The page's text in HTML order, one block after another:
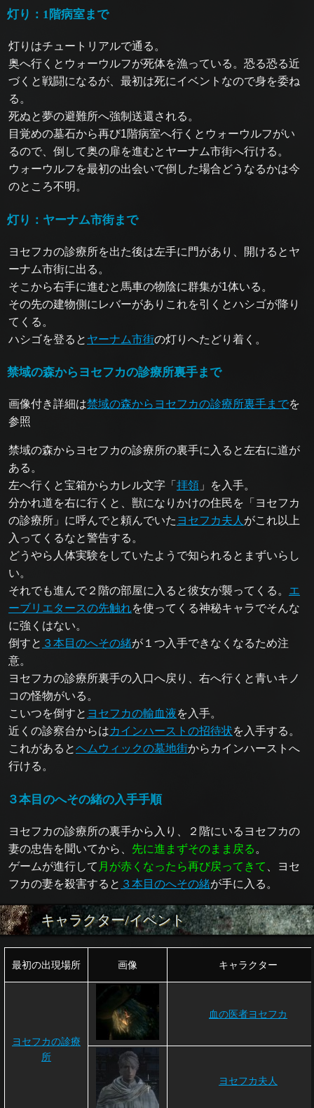
灯り：1階病室まで
灯りはチュートリアルで通る。
奥へ行くとウォーウルフが死体を漁っている。恐る恐る近
づくと戦闘になるが、最初は死にイベントなので身を委ね
る。
死ぬと夢の避難所へ強制送還される。
目覚めの墓石から再び1階病室へ行くとウォーウルフがい
るので、倒して奥の扉を進むとヤーナム市街へ行ける。
ウォーウルフを最初の出会いで倒した場合どうなるかは今
のところ不明。
灯り：ヤーナム市街まで
ヨセフカの診療所を出た後は左手に門があり、開けるとヤ
ーナム市街に出る。
そこから右手に進むと馬車の物陰に群集が1体いる。
その先の建物側にレバーがありこれを引くとハシゴが降り
てくる。
ハシゴを登ると ヤーナム市街の灯りへたどり着く。
禁域の森からヨセフカの診療所裏手まで
画像付き詳細は禁域の森からヨセフカの診療所裏手までを
参照
禁域の森からヨセフカの診療所の裏手に入ると左右に道が
ある。
左へ行くと宝箱からカレル文字「拝領 」を入手。
分かれ道を右に行くと、獣になりかけの住民を「ヨセフカ
の診療所」に呼んでと頼んでいた ヨセフカ夫人 がこれ以上
入ってくるなと警告する。
どうやら人体実験をしていたようで知られるとまずいらし
い。
それでも進んで２階の部屋に入ると彼女が襲ってくる。 エ
ーブリエタースの先触れを使ってくる神秘キャラでそんな
に強くはない。
倒すと ３本目のへその緒が１つ入手できなくなるため注
意。
ヨセフカの診療所裏手の入口へ戻り、右へ行くと青いキノ
コの怪物がいる。
こいつを倒すと ヨセフカの輸血液を入手。
近くの診察台からはカインハーストの招待状を入手する。
これがあるとヘムウィックの墓地街からカインハーストへ
行ける。
３本目のへその緒の入手手順
ヨセフカの診療所の裏手から入り、２階にいるヨセフカの
妻の忠告を聞いてから、 先に進まずそのまま戻る 。
ゲームが進行して 月が赤くなったら再び戻ってきて
、ヨセ
フカの妻を殺害すると ３本目のへその緒が手に入る。
キャラクター/イベント
最初の出現場所 画像 キャラクター
ヨセフカの診療
所
血の医者ヨセフカ
ヨセフカ夫人